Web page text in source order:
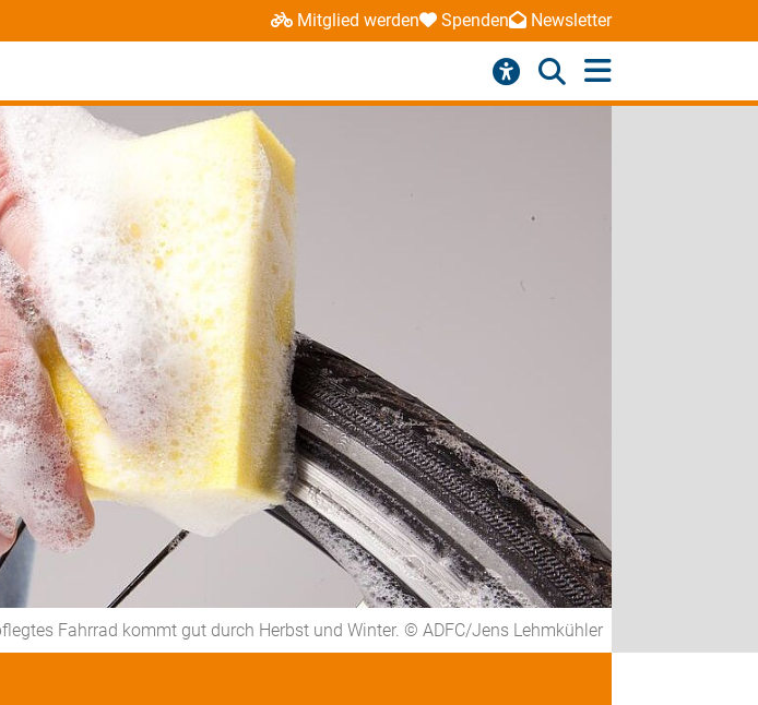
Mitglied werden Spenden Newsletter
Fahrrad kommt gut durch Herbst und Winter. © ADFC/Jens Lehmkühler